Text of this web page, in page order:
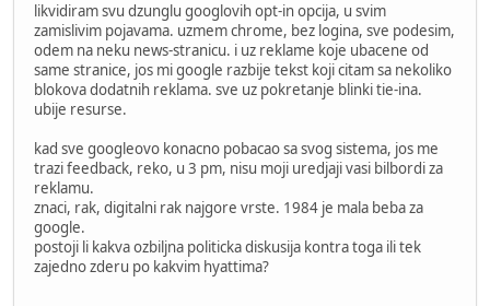
likvidiram svu dzunglu googlovih opt-in opcija, u svim
zamislivim pojavama. uzmem chrome, bez logina, sve podesim,
odem na neku news-stranicu. i uz reklame koje ubacene od
same stranice, jos mi google razbije tekst koji citam sa nekoliko
blokova dodatnih reklama. sve uz pokretanje blinki tie-ina.
ubije resurse.
kad sve googleovo konacno pobacao sa svog sistema, jos me
trazi feedback, reko, u 3 pm, nisu moji uredjaji vasi bilbordi za
reklamu.
znaci, rak, digitalni rak najgore vrste. 1984 je mala beba za
google.
postoji li kakva ozbiljna politicka diskusija kontra toga ili tek
zajedno zderu po kakvim hyattima?